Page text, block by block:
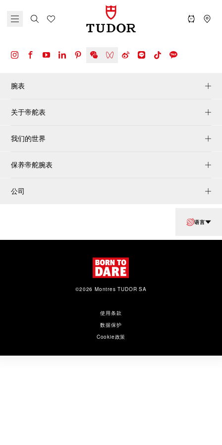
腕表
关于帝舵表
我们的世界
保养帝舵腕表
公司
语言
使用条款
数据保护
Cookie政策
©2026 Montres TUDOR SA